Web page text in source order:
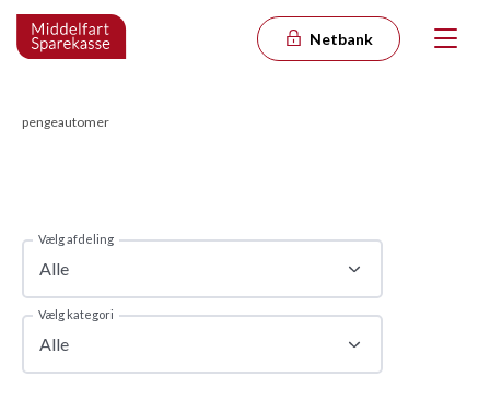
Netbank
pengeautomer
Vælg afdeling
Alle
Vælg kategori
Alle